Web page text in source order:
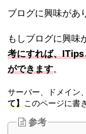
ブログに興味があ
もしブログに興味
考にすれば、
ができます。
サーバー、ドメイン
て】このページに書
参考